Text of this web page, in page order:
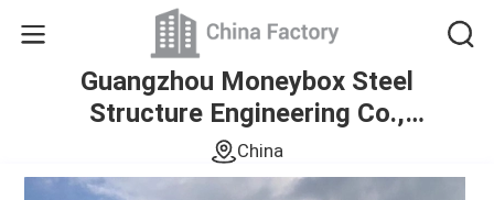
Guangzhou Moneybox Steel
Structure Engineering Co.,
Ltd.
China